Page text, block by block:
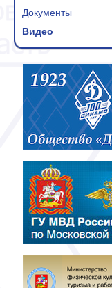
Документы
Видео